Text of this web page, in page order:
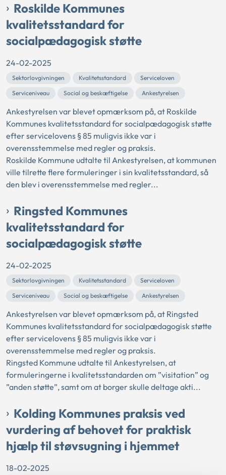
Roskilde Kommunes
kvalitetsstandard for
socialpædagogisk støtte
24-02-2025
Sektorlovgivningen Kvalitetsstandard
Serviceloven
Serviceniveau
Social og beskæftigelse Ankestyrelsen
Ankestyrelsen var blevet opmærksom på, at Roskilde
Kommunes kvalitetsstandard for socialpædagogisk støtte
efter servicelovens § 85 muligvis ikke var i
overensstemmelse med regler og praksis.
Roskilde Kommune udtalte til Ankestyrelsen, at kommunen
ville tilrette flere formuleringer i sin kvalitetsstandard, så
den blev i overensstemmelse med regler...
Ringsted Kommunes
kvalitetsstandard for
socialpædagogisk støtte
24-02-2025
Sektorlovgivningen Kvalitetsstandard
Serviceloven
Serviceniveau
Social og beskæftigelse Ankestyrelsen
Ankestyrelsen var blevet opmærksom på, at Ringsted
Kommunes kvalitetsstandard for socialpædagogisk støtte
efter servicelovens § 85 muligvis ikke var i
overensstemmelse med regler og praksis.
Ringsted Kommune udtalte til Ankestyrelsen, at
formuleringerne i kvalitetsstandarden om ”visitation” og
”anden støtte”, samt om at borger skulle deltage akti...
Kolding Kommunes praksis ved
vurdering af behovet for praktisk
hjælp til støvsugning i hjemmet
18-02-2025